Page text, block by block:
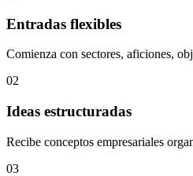
Entradas flexibles
Comienza con sectores, aficiones,
02
Ideas estructuradas
Recibe conceptos empresariales
03